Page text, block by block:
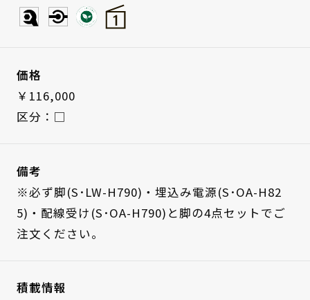
価格
￥116,000
区分：□
備考
※必ず脚(S･LW-H790)・埋込み電源(S･OA-H82
5)・配線受け(S･OA-H790)と脚の4点セットでご
注文ください。
積載情報